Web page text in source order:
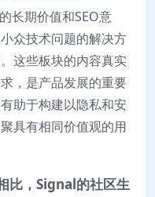
长期价值和SEO意
众技术问题的解决方
这些板块的内容真实
，是产品发展的重要
助于构建以隐私和安
具有相同价值观的用
，Signal的社区生